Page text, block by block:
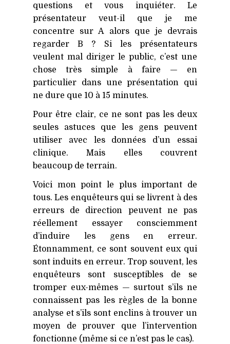
questions et vous inquiéter. Le
présentateur veut-il que je me
concentre sur A alors que je devrais
regarder B ? Si les présentateurs
veulent mal diriger le public, c’est une
chose très simple à faire — en
particulier dans une présentation qui
ne dure que 10 à 15 minutes.
Pour être clair, ce ne sont pas les deux
seules astuces que les gens peuvent
utiliser avec les données d’un essai
clinique. Mais elles couvrent
beaucoup de terrain.
Voici mon point le plus important de
tous. Les enquêteurs qui se livrent à des
erreurs de direction peuvent ne pas
réellement essayer consciemment
d’induire les gens en erreur.
Étonnamment, ce sont souvent eux qui
sont induits en erreur. Trop souvent, les
enquêteurs sont susceptibles de se
tromper eux-mêmes — surtout s’ils ne
connaissent pas les règles de la bonne
analyse et s’ils sont enclins à trouver un
moyen de prouver que l’intervention
fonctionne (même si ce n’est pas le cas).